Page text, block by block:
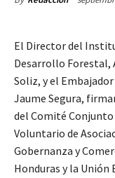
El Director del
Desarrollo Forestal,
Soliz, y el
Jaume Segura,
del Comité Conjunto
Voluntario de
Gobernanza y
Honduras y la Unión